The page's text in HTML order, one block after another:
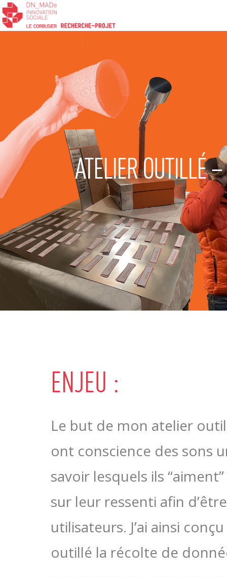
ATELIER OUTILLÉ
ENJEU :
Le but de mon atelier
ont conscience des sons
savoir lesquels ils
sur leur ressenti afin
utilisateurs. J’ai ainsi
outillé la récolte de